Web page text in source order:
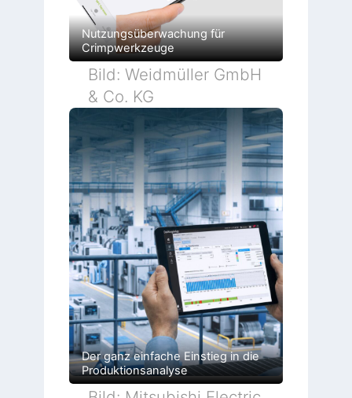
Nutzungsüberwachung für
Crimpwerkzeuge
Bild: Weidmüller GmbH
& Co. KG
Der ganz einfache Einstieg in die
Produktionsanalyse